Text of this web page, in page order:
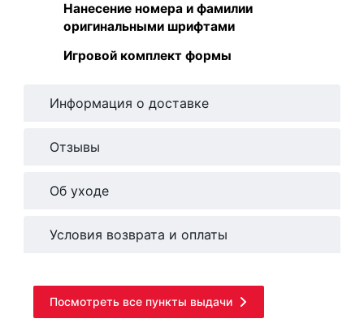
Нанесение номера и фамилии
оригинальными шрифтами
Игровой комплект формы
Информация о доставке
Отзывы
Об уходе
Условия возврата и оплаты
Посмотреть все пункты выдачи